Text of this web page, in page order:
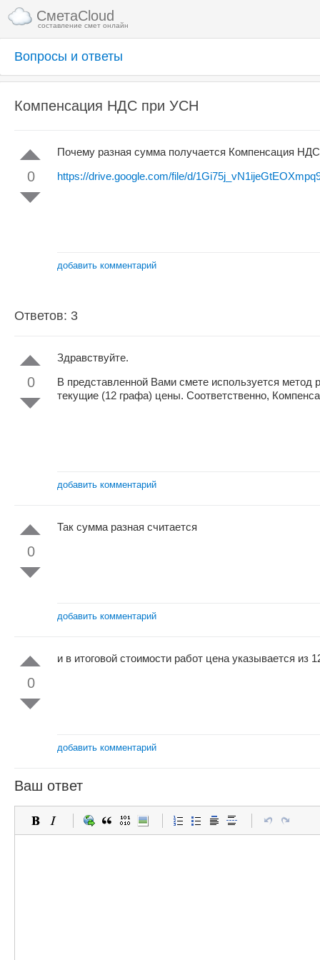
СметаCloud
составление смет онлайн
Вопросы и ответы
Компенсация НДС при УСН
0
Почему разная сумма получается Компенсация
https://drive.google.com/file/d/
добавить комментарий
Ответов: 3
0
Здравствуйте.
В представленной Вами смете используется метод
текущие (12 графа) цены. Соответственно,
добавить комментарий
0
Так сумма разная считается
добавить комментарий
0
и в итоговой стоимости работ цена указывается
добавить комментарий
Ваш ответ